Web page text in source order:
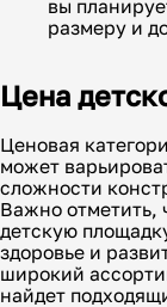
вы
размеру и
Цена
Ценовая
может
сложности
Важно отметить,
детскую
здоровье и
широкий
найдет